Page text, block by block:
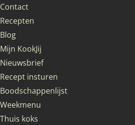
Contact
Recepten
Blog
Mijn KookJij
Nieuwsbrief
Recept insturen
Boodschappenlijst
Weekmenu
Thuis koks